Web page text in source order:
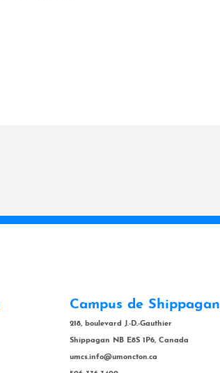
Campus de Shippagan
218, boulevard J.-D.-Gauthier
Shippagan NB E8S 1P6, Canada
umcs.info@umoncton.ca